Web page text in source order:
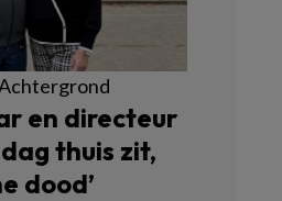
en directeur
dag thuis zit,
dood’